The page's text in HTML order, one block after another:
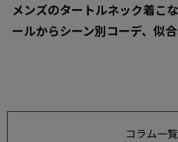
メンズのタートルネック着こ
ールからシーン別コーデ、似
コラム一